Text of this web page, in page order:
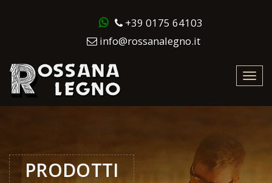
+39 0175 64103
info@rossanalegno.it
PRODOTTI